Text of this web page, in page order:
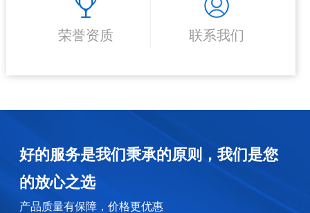
荣誉资质 联系我们
好的服务是我们秉承的原则，我们是您
的放心之选
产品质量有保障，价格更优惠